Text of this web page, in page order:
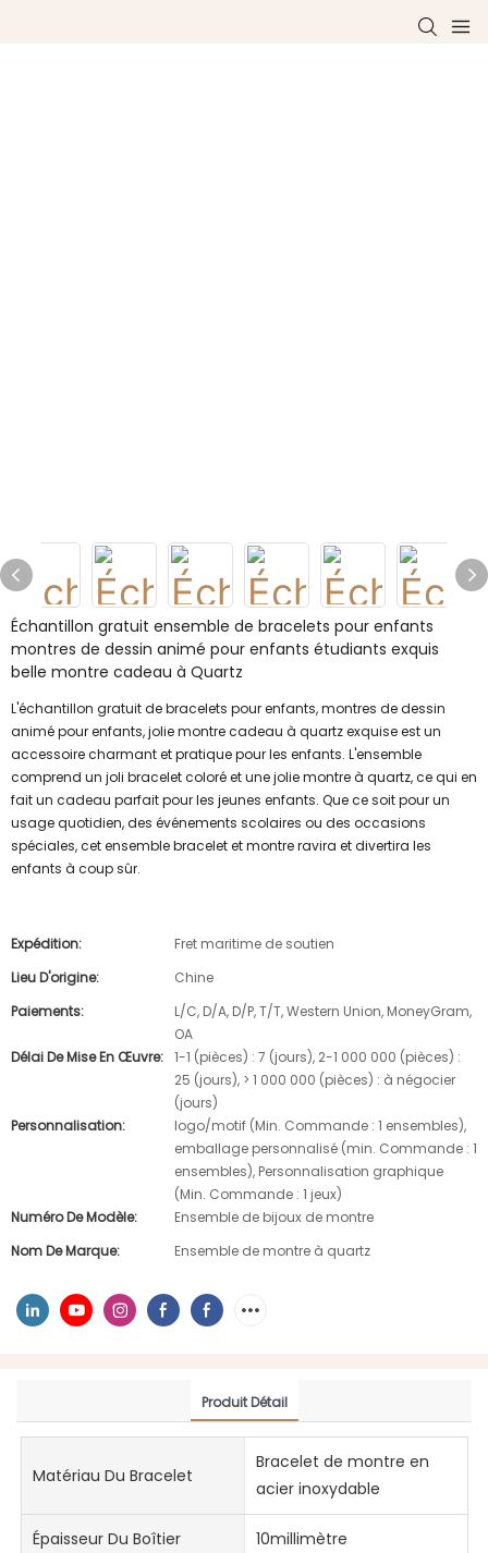
Échantillon gratuit ensemble de bracelets pour enfants
montres de dessin animé pour enfants étudiants exquis
belle montre cadeau à Quartz
L'échantillon gratuit de bracelets pour enfants, montres de dessin
animé pour enfants, jolie montre cadeau à quartz exquise est un
accessoire charmant et pratique pour les enfants. L'ensemble
comprend un joli bracelet coloré et une jolie montre à quartz, ce qui en
fait un cadeau parfait pour les jeunes enfants. Que ce soit pour un
usage quotidien, des événements scolaires ou des occasions
spéciales, cet ensemble bracelet et montre ravira et divertira les
enfants à coup sûr.
Expédition:
Fret maritime de soutien
Lieu D'origine:
Chine
Paiements:
L/C, D/A, D/P, T/T, Western Union, MoneyGram,
OA
Délai De Mise En Œuvre: 1-1 (pièces) : 7 (jours), 2-1 000 000 (pièces) :
25 (jours), > 1 000 000 (pièces) : à négocier
(jours)
Personnalisation:
logo/motif (Min. Commande : 1 ensembles),
emballage personnalisé (min. Commande : 1
ensembles), Personnalisation graphique
(Min. Commande : 1 jeux)
Numéro De Modèle:
Ensemble de bijoux de montre
Nom De Marque:
Ensemble de montre à quartz
Produit Détail
Matériau Du Bracelet
Bracelet de montre en
acier inoxydable
Épaisseur Du Boîtier 10millimètre